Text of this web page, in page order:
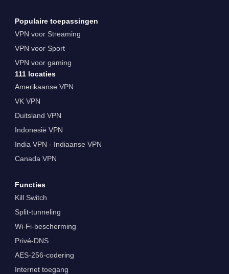
Populaire toepassingen
VPN voor Streaming
VPN voor Sport
VPN voor gaming
111 locaties
Amerikaanse VPN
VK VPN
Duitsland VPN
Indonesië VPN
India VPN - Indiaanse VPN
Canada VPN
Functies
Kill Switch
Split-tunneling
Wi-Fi-bescherming
Privé-DNS
AES-256-codering
Internet toegang